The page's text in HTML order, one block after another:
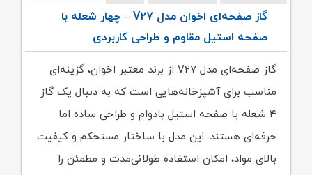
گاز صفحه‌ای اخوان مدل V۲۷ – چهار شعله با
صفحه استیل مقاوم و طراحی کاربردی
گاز صفحه‌ای مدل V۲۷ از برند معتبر اخوان، گزینه‌ای
مناسب برای آشپزخانه‌هایی است که به دنبال یک گاز
۴ شعله با صفحه استیل بادوام و طراحی ساده اما
حرفه‌ای هستند. این مدل با ساختار مستحکم و کیفیت
بالای مواد، امکان استفاده طولانی‌مدت و مطمئن را